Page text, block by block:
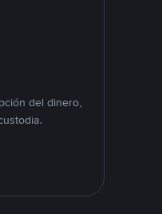
del dinero,